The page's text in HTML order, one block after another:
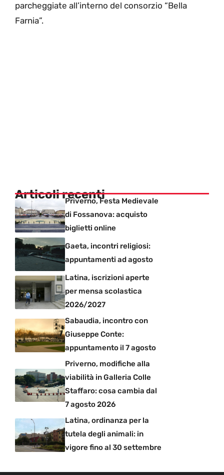
parcheggiate all’interno del consorzio “Bella
Farnia”.
Articoli recentiPriverno, Festa Medievale
di Fossanova: acquisto
biglietti online
Gaeta, incontri religiosi:
appuntamenti ad agosto
Latina, iscrizioni aperte
per mensa scolastica
2026/2027
Sabaudia, incontro con
Giuseppe Conte:
appuntamento il 7 agosto
Priverno, modifiche alla
viabilità in Galleria Colle
Staffaro: cosa cambia dal
7 agosto 2026
Latina, ordinanza per la
tutela degli animali: in
vigore fino al 30 settembre